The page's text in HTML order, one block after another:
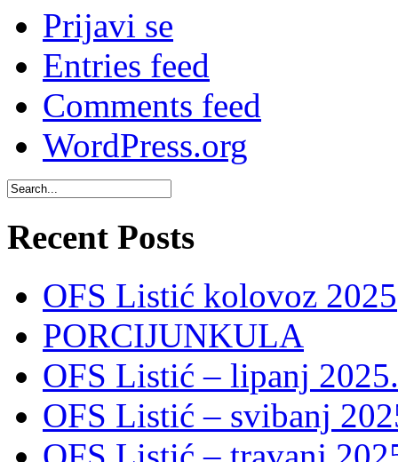
Prijavi se
Entries feed
Comments feed
WordPress.org
Recent Posts
OFS Listić kolovoz 2025
PORCIJUNKULA
OFS Listić – lipanj 2025.
OFS Listić – svibanj